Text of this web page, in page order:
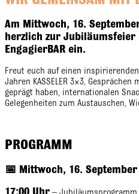
Am Mittwoch, 16.
herzlich zur Jubiläumsfeier
EngagierBAR ein.
Freut euch auf einen
Jahren KASSELER 3×3,
geprägt haben, internationalen
Gelegenheiten zum Austauschen,
PROGRAMM
📅 Mittwoch, 16. September